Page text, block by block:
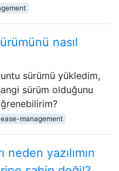
nasıl
sürümü yükledim,
sürüm olduğunu
management
yazılımın